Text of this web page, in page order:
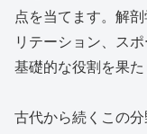
点を当てます。解
リテーション、ス
基礎的な役割を果た
古代から続くこの